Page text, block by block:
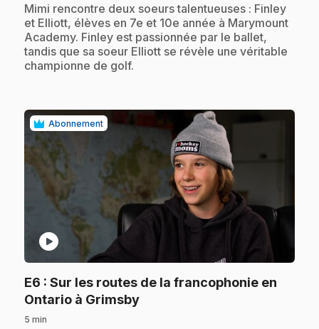
.Mimi rencontre deux soeurs talentueuses : Finley
et Elliott, élèves en 7e et 10e année à Marymount
Academy. Finley est passionnée par le ballet,
tandis que sa soeur Elliott se révèle une véritable
championne de golf.
Abonnement
play_circle
E6 : Sur les routes de la francophonie en
Ontario à Grimsby.
5 min